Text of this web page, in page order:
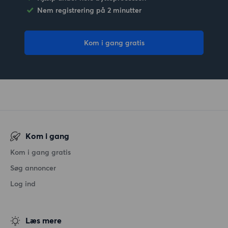
Nem registrering på 2 minutter
Kom i gang gratis
Kom i gang
Kom i gang gratis
Søg annoncer
Log ind
Læs mere